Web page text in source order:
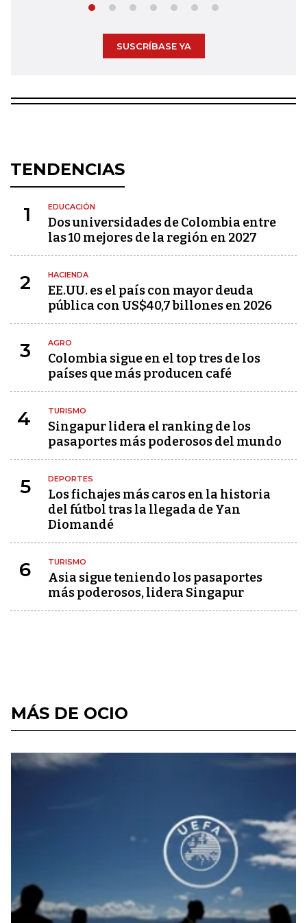
SUSCRÍBASE YA
TENDENCIAS
1 EDUCACIÓN
Dos universidades de Colombia entre
las 10 mejores de la región en 2027
2 HACIENDA
EE.UU. es el país con mayor deuda
pública con US$40,7 billones en 2026
3 AGRO
Colombia sigue en el top tres de los
países que más producen café
4 TURISMO
Singapur lidera el ranking de los
pasaportes más poderosos del mundo
5 DEPORTES
Los fichajes más caros en la historia
del fútbol tras la llegada de Yan
Diomandé
6 TURISMO
Asia sigue teniendo los pasaportes
más poderosos, lidera Singapur
MÁS DE OCIO